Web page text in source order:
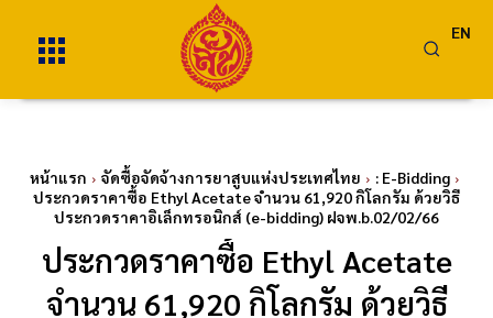
EN
หน้าแรก จัดซื้อจัดจ้างการยาสูบแห่งประเทศไทย
: E-Bidding
ประกวดราคาซื้อ Ethyl Acetate จำนวน 61,920 กิโลกรัม ด้วยวิธี
ประกวดราคาอิเล็กทรอนิกส์ (e-bidding) ฝจพ.b.02/02/66
ประกวดราคาซื้อ Ethyl Acetate
จำนวน 61,920 กิโลกรัม ด้วยวิธี